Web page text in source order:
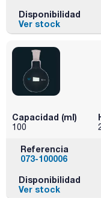
Disponibilidad
Ver stock
Capacidad (ml)
100
Referencia
073-100006
Disponibilidad
Ver stock